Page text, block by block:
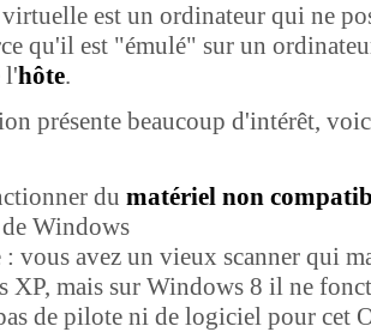
est un ordinateur qui ne
qu'il est "émulé" sur un
l'hôte.
présente beaucoup d'intérêt,
du matériel non
Windows
vous avez un vieux scanner qui
XP, mais sur Windows 8 il ne
de pilote ni de logiciel pour cet